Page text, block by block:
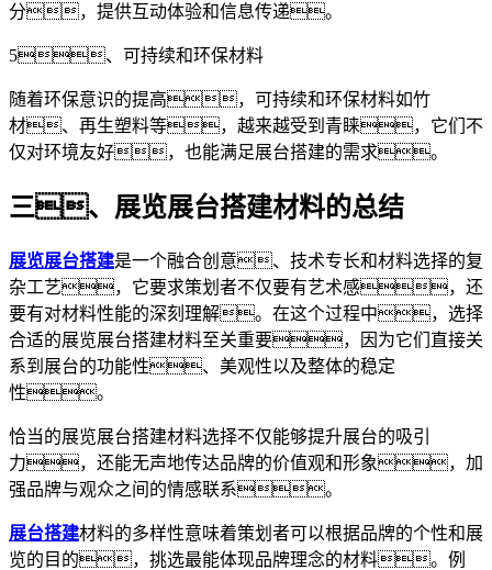
分，提供互动体验和信息传递。
5、可持续和环保材料
随着环保意识的提高，可持续和环保材料如竹
材、再生塑料等，越来越受到青睐，它们不
仅对环境友好，也能满足展台搭建的需求。
三、展览展台搭建材料的总结
展览展台搭建是一个融合创意、技术专长和材料选择的复
杂工艺，它要求策划者不仅要有艺术感，还
要有对材料性能的深刻理解。在这个过程中，选择
合适的展览展台搭建材料至关重要，因为它们直接关
系到展台的功能性、美观性以及整体的稳定
性。
恰当的展览展台搭建材料选择不仅能够提升展台的吸引
力，还能无声地传达品牌的价值观和形象，加
强品牌与观众之间的情感联系。
展台搭建材料的多样性意味着策划者可以根据品牌的个性和展
览的目的，挑选最能体现品牌理念的材料。例